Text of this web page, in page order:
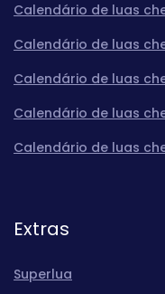
Calendário de luas
Calendário de luas
Calendário de luas
Calendário de luas
Calendário de luas
Extras
Superlua